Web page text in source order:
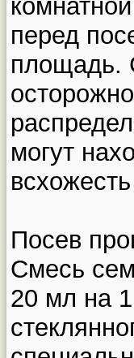
перед
площадь.
могут
Посев
Смесь
20 мл на